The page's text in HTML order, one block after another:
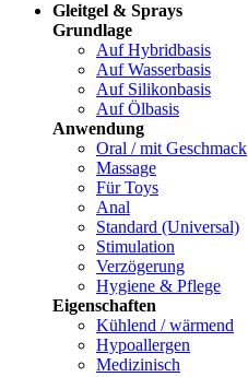
Gleitgel & Sprays
Grundlage
Auf Hybridbasis
Auf Wasserbasis
Auf Silikonbasis
Auf Ölbasis
Anwendung
Oral / mit Geschmack
Massage
Für Toys
Anal
Standard (Universal)
Stimulation
Verzögerung
Hygiene & Pflege
Eigenschaften
Kühlend / wärmend
Hypoallergen
Medizinisch